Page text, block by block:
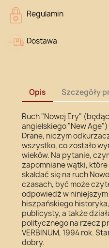
Regulamin
Dostawa
Opis Szczegóły
Ruch "Nowej Ery"
angielskiego "New
Drane, niczym
wszystko, co zostało
wieków. Na pytanie,
zapomniane wątki,
skaldać się na ruch
czasach, być może
odpowiedź w niniejszym
hiszpańskiego
publicysty, a także
politycznego na rzecz
VERBINUM, 1994 rok.
dobry.